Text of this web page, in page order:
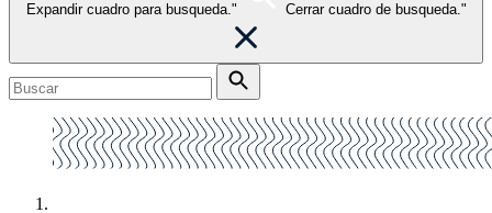
Expandir cuadro para busqueda." Cerrar cuadro de busqueda."